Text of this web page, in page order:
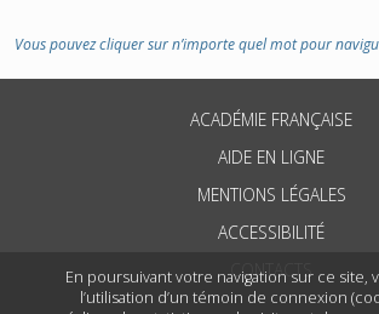
En poursuivant votre navigation sur ce site,
l’utilisation d’un témoin de connexion
Vous pouvez cliquer sur n’importe quel mot pour
ACADÉMIE FRANÇAISE
AIDE EN LIGNE
MENTIONS LÉGALES
ACCESSIBILITÉ
CONTACTS